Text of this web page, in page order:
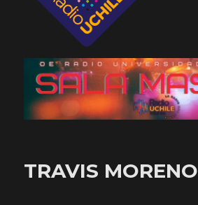
Sala Master
TRAVIS MORENO